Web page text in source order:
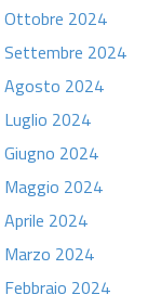
Ottobre 2024
Settembre 2024
Agosto 2024
Luglio 2024
Giugno 2024
Maggio 2024
Aprile 2024
Marzo 2024
Febbraio 2024